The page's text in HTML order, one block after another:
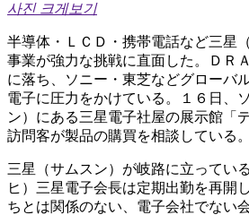
사진 크게보기
半導体・ＬＣＤ・携帯電話など三星
事業が強力な挑戦に直面した。ＤＲ
に落ち、ソニー・東芝などグローバ
電子に圧力をかけている。１６日、
ン）にある三星電子社屋の展示館「
訪問客が製品の購買を相談している。
三星（サムスン）が岐路に立ってい
ヒ）三星電子会長は定期出勤を再開
ちとは関係のない、電子会社でない